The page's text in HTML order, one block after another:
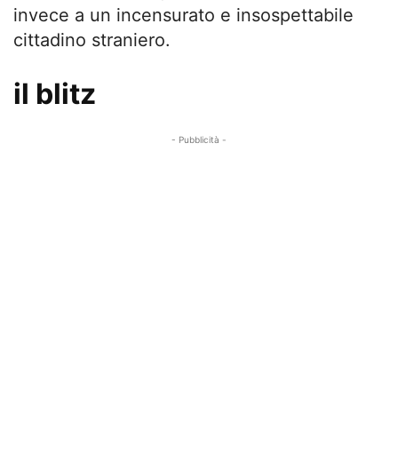
invece a un incensurato e insospettabile
cittadino straniero.
il blitz
- Pubblicità -